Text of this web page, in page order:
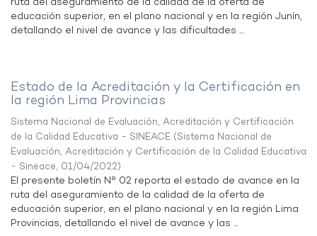
educación superior, en el plano nacional y en la región Junín,
detallando el nivel de avance y las dificultades ...
Estado de la Acreditación y la Certificación en
la región Lima Provincias
Sistema Nacional de Evaluación, Acreditación y Certificación
de la Calidad Educativa - SINEACE (Sistema Nacional de
Evaluación, Acreditación y Certificación de la Calidad Educativa
- Sineace, 01/04/2022)
El presente boletín N° 02 reporta el estado de avance en la
ruta del aseguramiento de la calidad de la oferta de
educación superior, en el plano nacional y en la región Lima
Provincias, detallando el nivel de avance y las ...